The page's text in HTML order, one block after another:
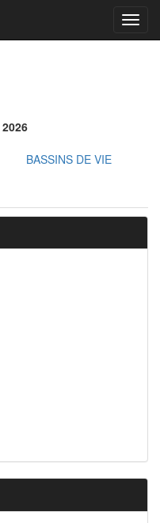
2026
BASSINS DE VIE